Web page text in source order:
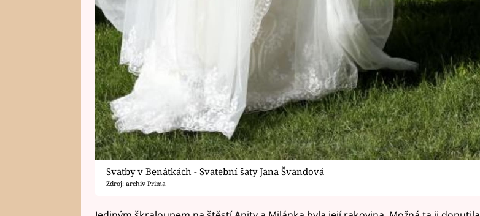
Svatby v Benátkách - Svatební šaty Jana Švandová
Zdroj: archiv Prima